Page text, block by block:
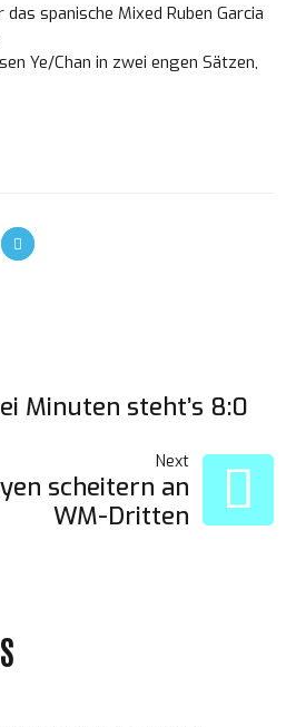
spanische Mixed Ruben Garcia
Ye/Chan in zwei engen Sätzen,
Minuten steht’s 8:0
Next
scheitern an
WM-Dritten